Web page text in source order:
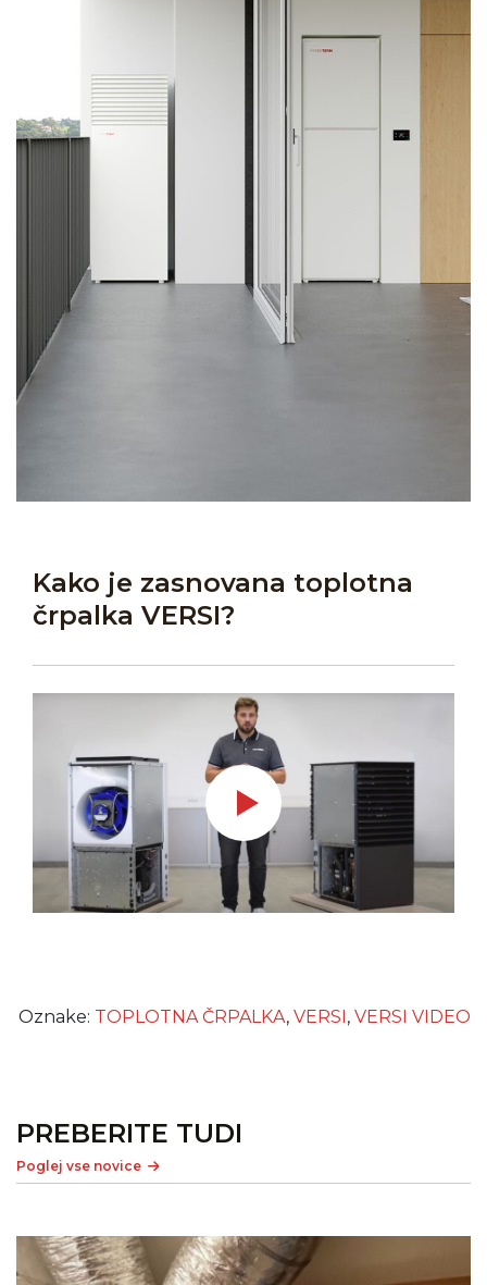
Kako je zasnovana toplotna
črpalka VERSI?
Oznake: TOPLOTNA ČRPALKA, VERSI, VERSI VIDEO
PREBERITE TUDI
Poglej vse novice